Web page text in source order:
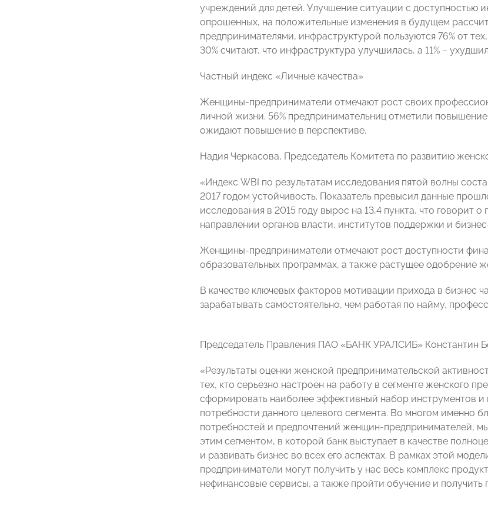
учреждений для детей. Улучшение ситуации с доступностью
опрошенных, на положительные изменения в будущем
предпринимателями, инфраструктурой пользуются 76% от
30% считают, что инфраструктура улучшилась, а 11% –
Частный индекс «Личные качества»
Женщины-предприниматели отмечают рост своих
личной жизни. 56% предпринимательниц отметили
ожидают повышение в перспективе.
Надия Черкасова, Председатель Комитета по развитию
«Индекс WBI по результатам исследования пятой волны
2017 годом устойчивость. Показатель превысил данные
исследования в 2015 году вырос на 13,4 пункта, что говорит
направлении органов власти, институтов поддержки и
Женщины-предприниматели отмечают рост доступности
образовательных программах, а также растущее одобрение
В качестве ключевых факторов мотивации прихода в бизнес
зарабатывать самостоятельно, чем работая по найму,
Председатель Правления ПАО «БАНК УРАЛСИБ» Константин
«Результаты оценки женской предпринимательской
тех, кто серьезно настроен на работу в сегменте женского
сформировать наиболее эффективный набор инструментов
потребности данного целевого сегмента. Во многом именно
потребностей и предпочтений женщин-предпринимателей,
этим сегментом, в которой банк выступает в качестве
и развивать бизнес во всех его аспектах. В рамках этой
предприниматели могут получить у нас весь комплекс
нефинансовые сервисы, а также пройти обучение и